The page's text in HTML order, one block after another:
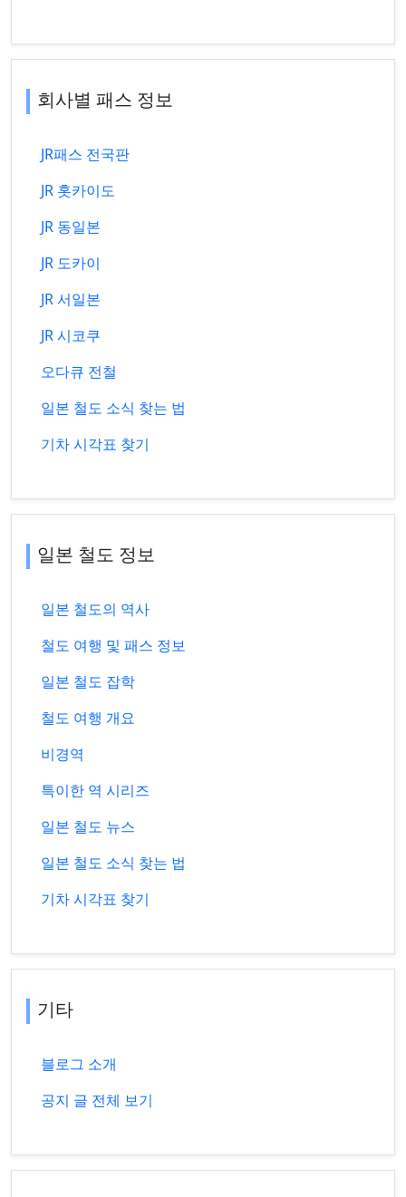
회사별 패스 정보
JR패스 전국판
JR 홋카이도
JR 동일본
JR 도카이
JR 서일본
JR 시코쿠
오다큐 전철
일본 철도 소식 찾는 법
기차 시각표 찾기
일본 철도 정보
일본 철도의 역사
철도 여행 및 패스 정보
일본 철도 잡학
철도 여행 개요
비경역
특이한 역 시리즈
일본 철도 뉴스
일본 철도 소식 찾는 법
기차 시각표 찾기
기타
블로그 소개
공지 글 전체 보기